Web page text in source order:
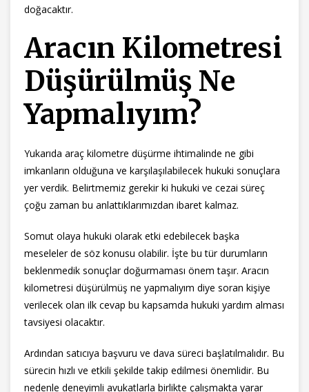
doğacaktır.
Aracın Kilometresi
Düşürülmüş Ne
Yapmalıyım?
Yukarıda araç kilometre düşürme ihtimalinde ne gibi
imkanların olduğuna ve karşılaşılabilecek hukuki sonuçlara
yer verdik. Belirtmemiz gerekir ki hukuki ve cezai süreç
çoğu zaman bu anlattıklarımızdan ibaret kalmaz.
Somut olaya hukuki olarak etki edebilecek başka
meseleler de söz konusu olabilir. İşte bu tür durumların
beklenmedik sonuçlar doğurmaması önem taşır. Aracın
kilometresi düşürülmüş ne yapmalıyım diye soran kişiye
verilecek olan ilk cevap bu kapsamda hukuki yardım alması
tavsiyesi olacaktır.
Ardından satıcıya başvuru ve dava süreci başlatılmalıdır. Bu
sürecin hızlı ve etkili şekilde takip edilmesi önemlidir. Bu
nedenle deneyimli avukatlarla birlikte çalışmakta yarar